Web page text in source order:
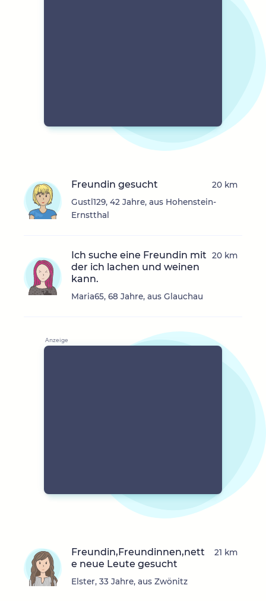
Freundin gesucht
Gustl129, 42 Jahre, aus Hohenstein-
Ernstthal
20 km
Ich suche eine Freundin mit
der ich lachen und weinen
kann.
Maria65, 68 Jahre, aus Glauchau
20 km
Freundin,Freundinnen,nett
e neue Leute gesucht
Elster, 33 Jahre, aus Zwönitz
21 km